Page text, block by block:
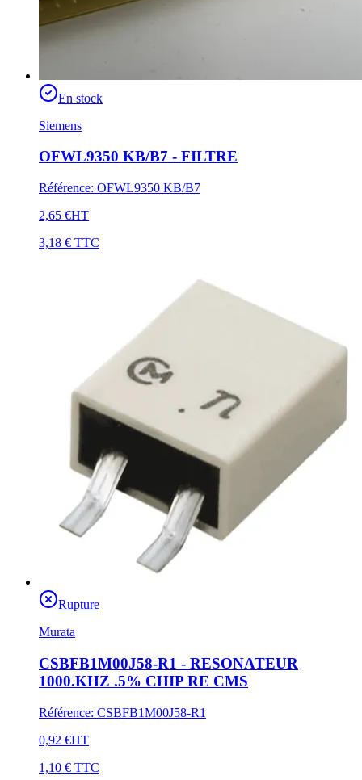
En stock
Siemens
OFWL9350 KB/B7 - FILTRE
Référence: OFWL9350 KB/B7
2,65 €HT
3,18 € TTC
Rupture
Murata
CSBFB1M00J58-R1 - RESONATEUR
1000.KHZ .5% CHIP RE CMS
Référence: CSBFB1M00J58-R1
0,92 €HT
1,10 € TTC